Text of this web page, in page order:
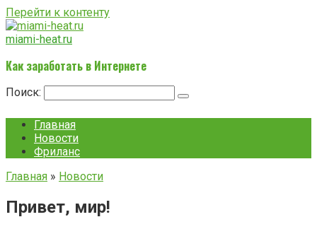
Перейти к контенту
miami-heat.ru
Как заработать в Интернете
Поиск:
Главная
Новости
Фриланс
Главная » Новости
Привет, мир!